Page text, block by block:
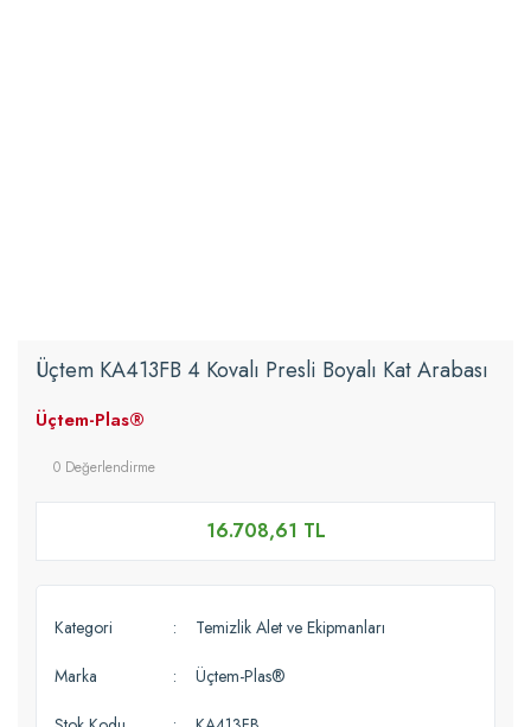
Üçtem KA413FB 4 Kovalı Presli Boyalı Kat Arabası
Üçtem-Plas®
0 Değerlendirme
16.708,61 TL
Kategori Temizlik Alet ve Ekipmanları
Marka Üçtem-Plas®